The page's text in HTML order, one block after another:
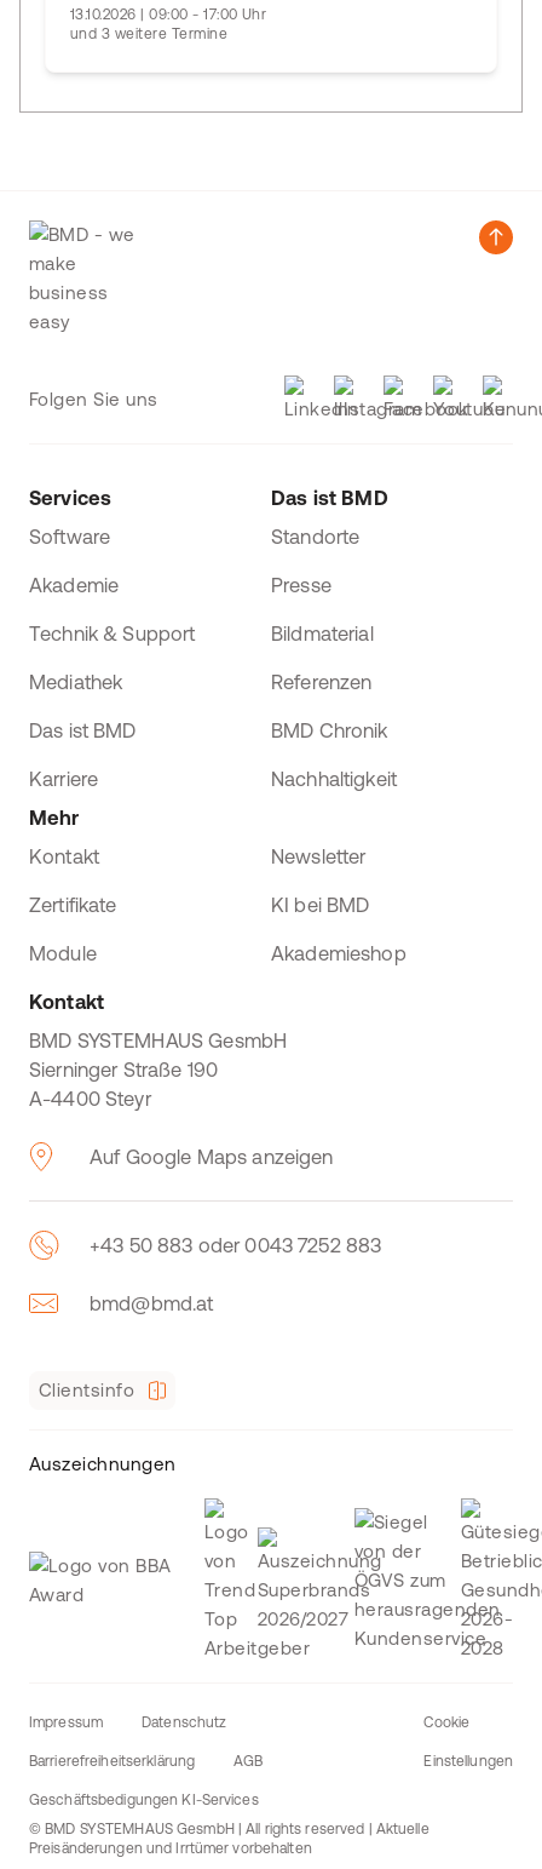
13.10.2026 | 09:00 - 17:00 Uhr
und 3 weitere Termine
Folgen Sie uns
Services
Software
Akademie
Technik & Support
Mediathek
Das ist BMD
Karriere
Das ist BMD
Standorte
Presse
Bildmaterial
Referenzen
BMD Chronik
Nachhaltigkeit
Mehr
Kontakt
Newsletter
Zertifikate KI bei BMD
Module Akademieshop
Kontakt
BMD SYSTEMHAUS GesmbH
Sierninger Straße 190
A-4400 Steyr
Auf Google Maps anzeigen
+43 50 883 oder 0043 7252 883
bmd@bmd.at
Clientsinfo
Auszeichnungen
Impressum Datenschutz
Barrierefreiheitserklärung AGB
Geschäftsbedigungen KI-Services
Cookie
Einstellungen
© BMD SYSTEMHAUS GesmbH | All rights reserved | Aktuelle
Preisänderungen und Irrtümer vorbehalten